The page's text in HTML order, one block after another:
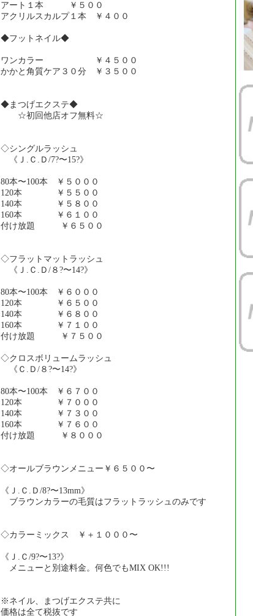
アート１本 ￥５００
アクリルスカルプ１本 ￥４００
◆フットネイル◆
ワンカラー ￥４５００
かかと角質ケア３０分 ￥３５００
◆まつげエクステ◆
☆初回他店オフ無料☆
◇シングルラッシュ
《Ｊ.Ｃ.Ｄ/7?〜15?》
80本〜100本 ￥５０００
120本 ￥５５００
140本 ￥５８００
160本 ￥６１００
付け放題 ￥６５００
◇フラットマットラッシュ
《Ｊ.Ｃ.Ｄ/８?〜14?》
80本〜100本 ￥６０００
120本 ￥６５００
140本 ￥６８００
160本 ￥７１００
付け放題 ￥７５００
◇クロスボリュームラッシュ
《Ｃ.Ｄ/８?〜14?》
80本〜100本 ￥６７００
120本 ￥７０００
140本 ￥７３００
160本 ￥７６００
付け放題 ￥８０００
◇オールブラウンメニュー￥６５００〜
《Ｊ.Ｃ.Ｄ/8?〜13mm》
ブラウンカラーの毛質はフラットラッシュのみです
◇カラーミックス ￥＋１０００〜
《Ｊ.Ｃ/9?〜13?》
メニューと別途料金。何色でもMIX OK!!!
※ネイル、まつげエクステ共に
価格は全て税抜です